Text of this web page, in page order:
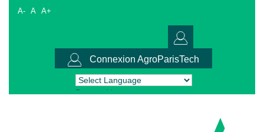
A- A A+
Connexion AgroParisTech
Powered by Translate